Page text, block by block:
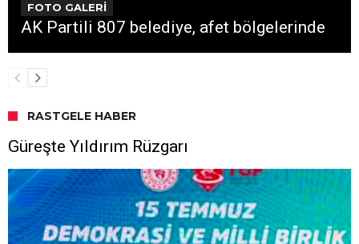
FOTO GALERİ
AK Partili 807 belediye, afet bölgelerinde
RASTGELE HABER
Güreşte Yıldırım Rüzgarı